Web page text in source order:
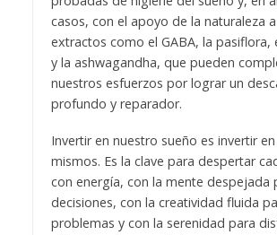
casos, con el apoyo de la naturaleza
extractos como el GABA, la pasiflora,
y la ashwagandha, que pueden
nuestros esfuerzos por lograr un
profundo y reparador.
Invertir en nuestro sueño es invertir
mismos. Es la clave para despertar
con energía, con la mente despejada
decisiones, con la creatividad fluida
problemas y con la serenidad para